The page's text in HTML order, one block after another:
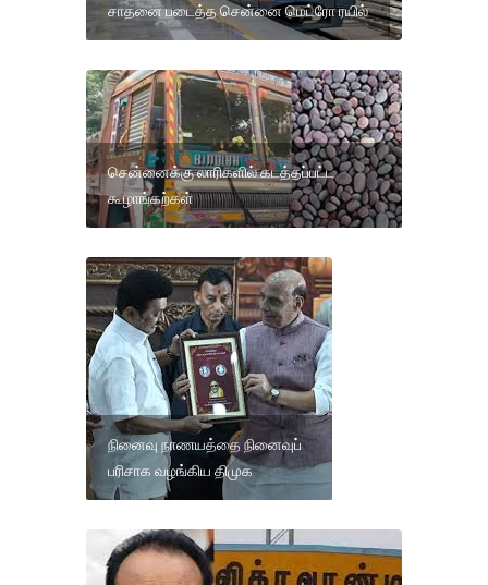
சாதனை படைத்த சென்னை மெட்ரோ ரயில்
சென்னைக்கு லாரிகளில் கடத்தப்பட்ட
கூழாங்கற்கள்
நினைவு நாணயத்தை நினைவுப்
பரிசாக வழங்கிய திமுக